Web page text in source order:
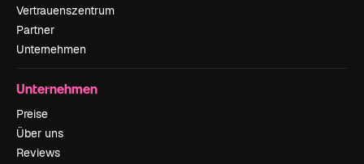
Vertrauenszentrum
Partner
Unternehmen
Unternehmen
Preise
Über uns
Reviews